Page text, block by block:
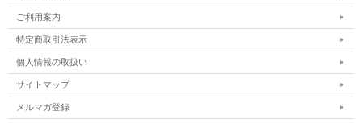
ご利用案内
特定商取引法表示
個人情報の取扱い
サイトマップ
メルマガ登録